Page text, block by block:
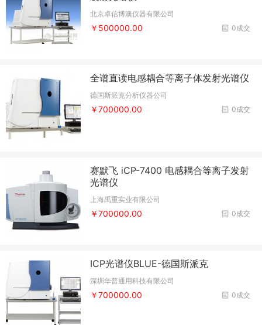
北京卓信博澳仪器有限公司
0成交
￥500000.00
全谱直读电感耦合等离子体发射光谱仪
德国斯派克分析仪器公司
0成交
￥700000.00
赛默飞 iCP-7400 电感耦合等离子发射
光谱仪
上海禹重实业有限公司
0成交
￥700000.00
ICP光谱仪BLUE-德国斯派克
深圳华普通用科技有限公司
0成交
￥700000.00